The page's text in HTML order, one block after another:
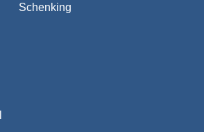
Schenking